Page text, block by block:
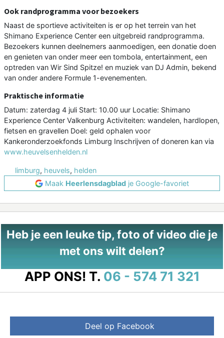
Ook randprogramma voor bezoekers
Naast de sportieve activiteiten is er op het terrein van het
Shimano Experience Center een uitgebreid randprogramma.
Bezoekers kunnen deelnemers aanmoedigen, een donatie doen
en genieten van onder meer een tombola, entertainment, een
optreden van Wir Sind Spitze! en muziek van DJ Admin, bekend
van onder andere Formule 1-evenementen.
Praktische informatie
Datum: zaterdag 4 juli Start: 10.00 uur Locatie: Shimano
Experience Center Valkenburg Activiteiten: wandelen, hardlopen,
fietsen en gravellen Doel: geld ophalen voor
Kankeronderzoekfonds Limburg Inschrijven of doneren kan via
www.heuvelsenhelden.nl
limburg, heuvels, helden
Maak Heerlensdagblad je Google-favoriet
Heb je een leuke tip, foto of video die je
met ons wilt delen?
APP ONS! T. 06 - 574 71 321
Deel op Facebook